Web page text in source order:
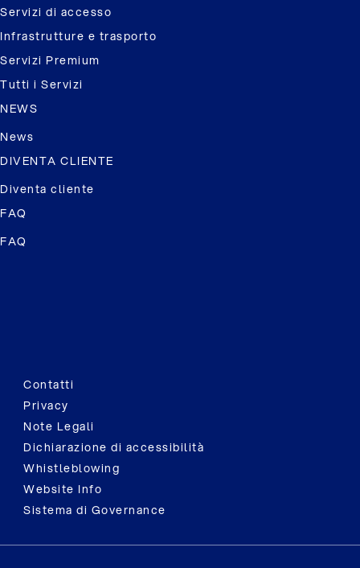
Servizi di accesso
Infrastrutture e trasporto
Servizi Premium
Tutti i Servizi
NEWS
News
DIVENTA CLIENTE
Diventa cliente
FAQ
FAQ
Contatti
Privacy
Note Legali
Dichiarazione di accessibilità
Whistleblowing
Website Info
Sistema di Governance